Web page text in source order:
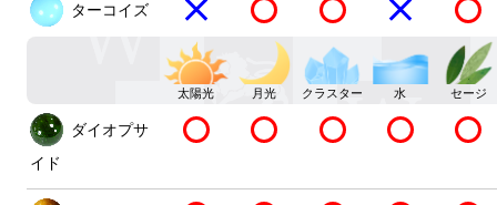
ターコイズ
太陽光 月光 クラスター 水 セージ
ダイオプサ
イド